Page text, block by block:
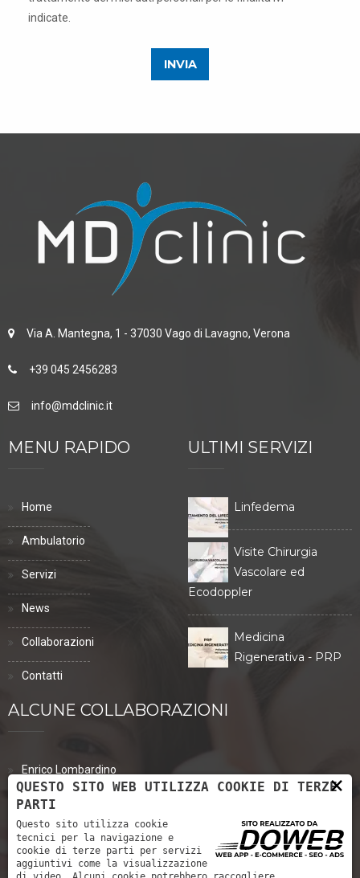
indicate.
Via A. Mantegna, 1 - 37030 Vago di Lavagno, Verona
+39 045 2456283
info@mdclinic.it
MENU RAPIDO
Home
Ambulatorio
Servizi
News
Collaborazioni
Contatti
ULTIMI SERVIZI
Linfedema
Visite Chirurgia
Vascolare ed
Ecodoppler
Medicina
Rigenerativa - PRP
ALCUNE COLLABORAZIONI
Enrico Lombardino
Eva Tinazzi
Dott. Riccardo Francesco Rossato
Dott.ssa Maria Brighenti
×
QUESTO SITO WEB UTILIZZA COOKIE DI TERZE
PARTI
Questo sito utilizza cookie
tecnici per la navigazione e
cookie di terze parti per servizi
aggiuntivi come la visualizzazione